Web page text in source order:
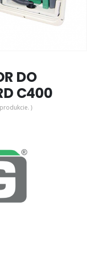
DO
C400
)